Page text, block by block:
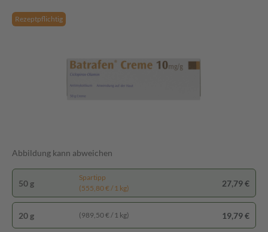
Rezeptpflichtig
Abbildung kann abweichen
50 g
Spartipp
(555,80 € / 1 kg)
27,79 €
20 g (989,50 € / 1 kg) 19,79 €